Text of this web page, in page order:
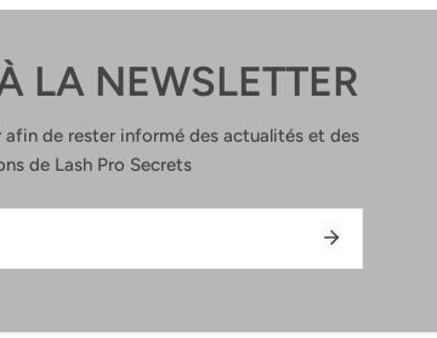
LA NEWSLETTER
afin de rester informé des actualités et des
de Lash Pro Secrets